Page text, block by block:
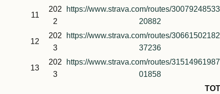
11
202
2
https://www.strava.com/routes/
20882
12
202
3
https://www.strava.com/routes/
37236
13
202
3
https://www.strava.com/routes/
01858